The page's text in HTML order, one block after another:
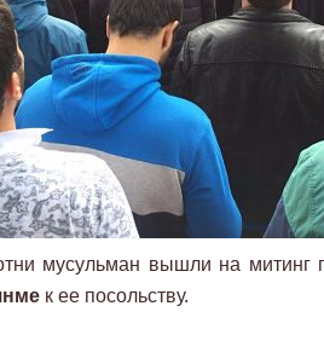
мусульман вышли на митинг
к ее посольству.